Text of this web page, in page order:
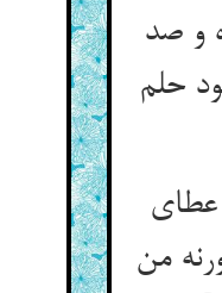
و صد
حلم
من